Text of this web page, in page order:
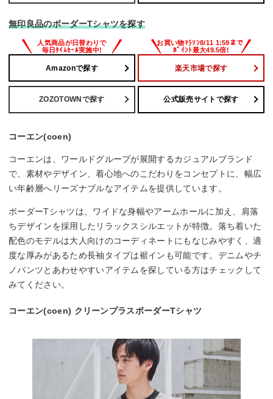
無印良品のボーダーTシャツを探す
Amazonで探す 楽天市場で探す
ZOZOTOWNで探す 公式販売サイトで探す
コーエン(coen)
コーエンは、ワールドグループが展開するカジュアルブランド
で、素材やデザイン、着心地へのこだわりをコンセプトに、幅広
い年齢層へリーズナブルなアイテムを提供しています。
ボーダーTシャツは、ワイドな身幅やアームホールに加え、肩落
ちデザインを採用したリラックスシルエットが特徴。落ち着いた
配色のモデルは大人向けのコーディネートにもなじみやすく、適
度な厚みがあるため長袖タイプは裾インも可能です。デニムやチ
ノパンツとあわせやすいアイテムを探している方はチェックして
みてください。
コーエン(coen) クリーンプラスボーダーTシャツ